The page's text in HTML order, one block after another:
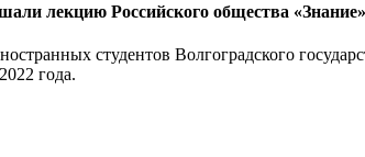
лекцию Российского общества «Знание»
студентов Волгоградского
года.